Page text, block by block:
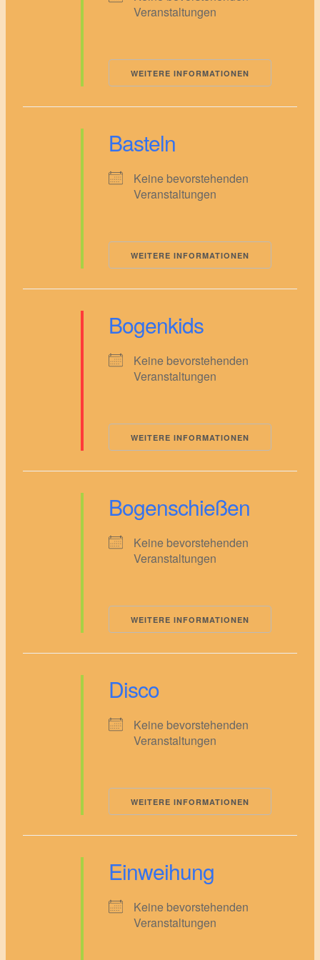
Veranstaltungen
WEITERE INFORMATIONEN
Basteln
Keine bevorstehenden
Veranstaltungen
WEITERE INFORMATIONEN
Bogenkids
Keine bevorstehenden
Veranstaltungen
WEITERE INFORMATIONEN
Bogenschießen
Keine bevorstehenden
Veranstaltungen
WEITERE INFORMATIONEN
Disco
Keine bevorstehenden
Veranstaltungen
WEITERE INFORMATIONEN
Einweihung
Keine bevorstehenden
Veranstaltungen